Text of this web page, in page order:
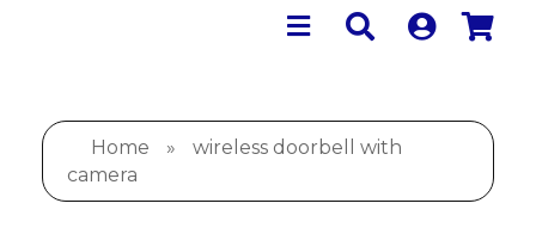
Home »
wireless doorbell with
camera